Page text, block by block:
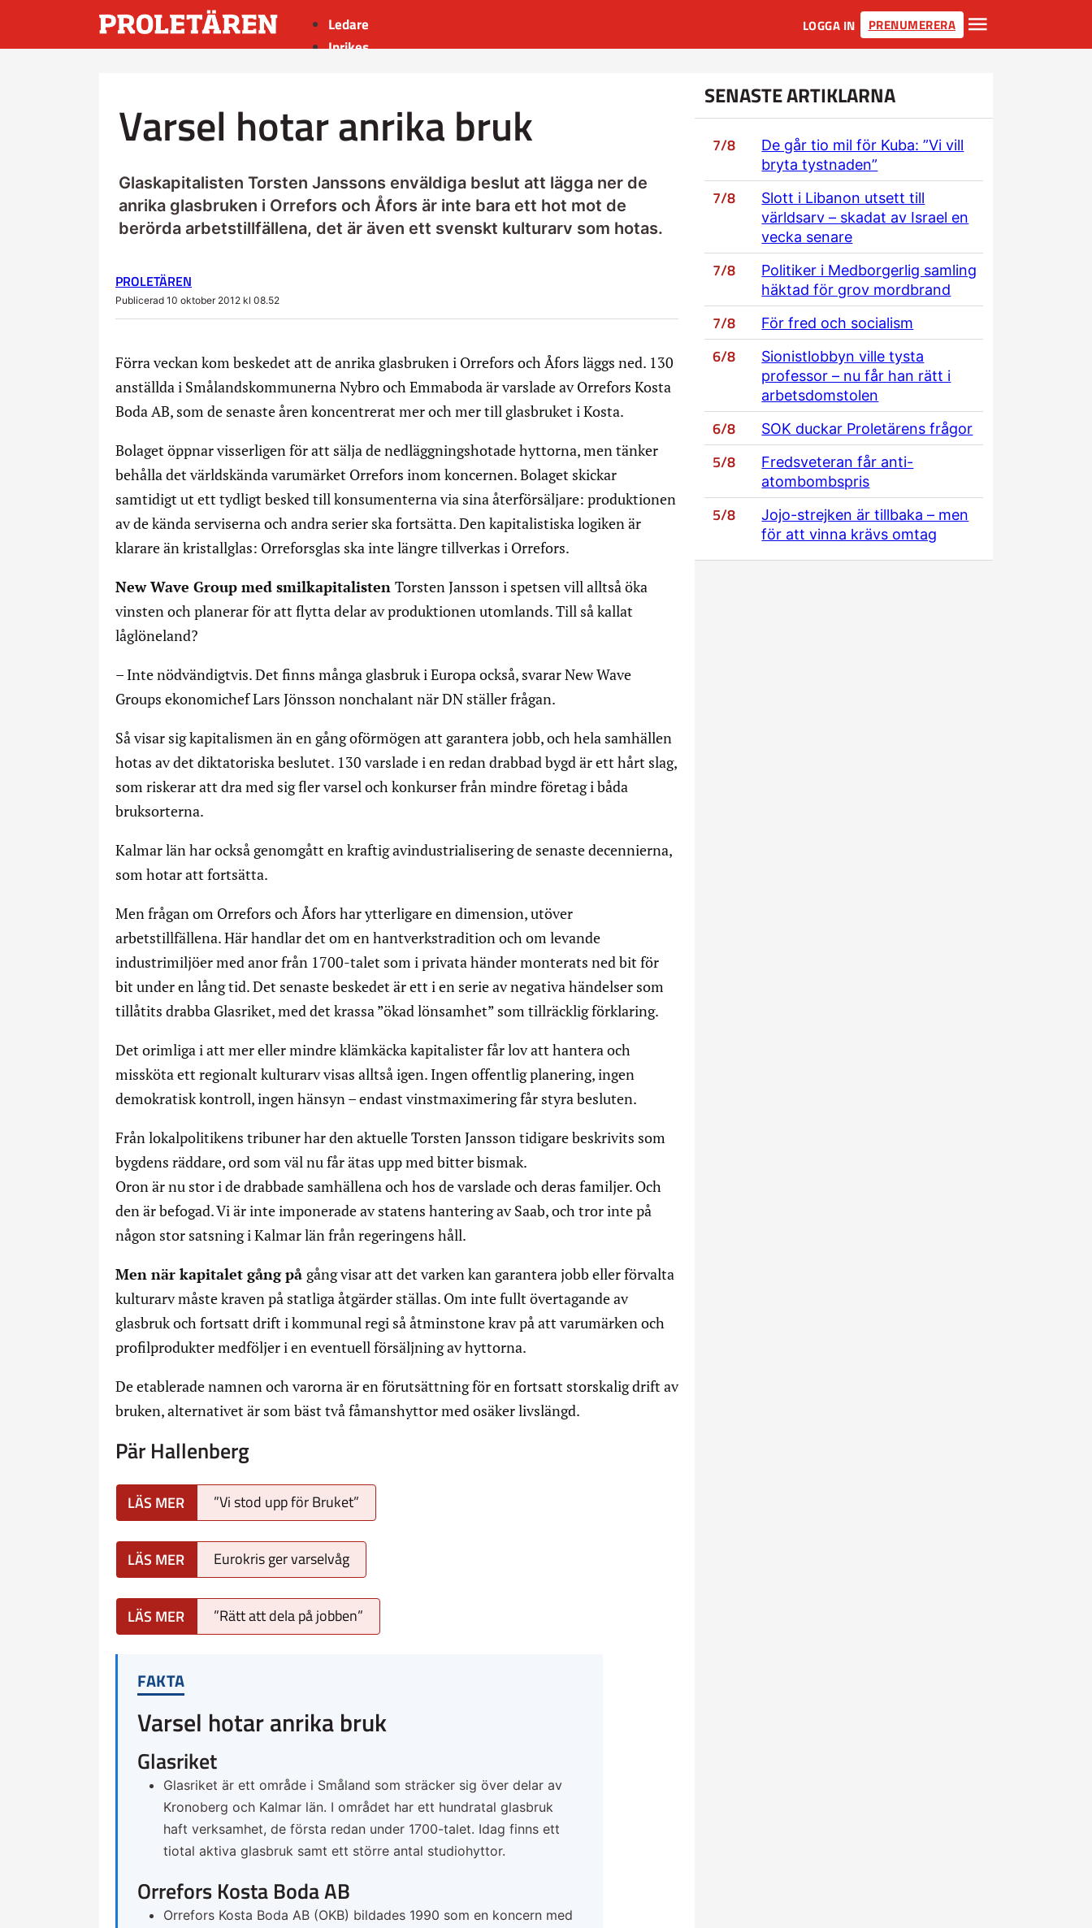
Ledare
Inrikes
Sport
Insänt
LOGGA IN PRENUMERERA
Varsel hotar anrika bruk
Glaskapitalisten Torsten Janssons enväldiga beslut att lägga ner de
anrika glasbruken i Orrefors och Åfors är inte bara ett hot mot de
berörda arbetstillfällena, det är även ett svenskt kulturarv som hotas.
PROLETÄREN
Publicerad 10 oktober 2012 kl 08.52
Förra veckan kom beskedet att de anrika glasbruken i Orrefors och Åfors läggs ned. 130
anställda i Smålandskommunerna Nybro och Emmaboda är varslade av Orrefors Kosta
Boda AB, som de senaste åren koncentrerat mer och mer till glasbruket i Kosta.
Bolaget öppnar visserligen för att sälja de nedläggningshotade hyttorna, men tänker
behålla det världskända varumärket Orrefors inom koncernen. Bolaget skickar
samtidigt ut ett tydligt besked till konsumenterna via sina återförsäljare: produktionen
av de kända serviserna och andra serier ska fortsätta. Den kapitalistiska logiken är
klarare än kristallglas: Orreforsglas ska inte längre tillverkas i Orrefors.
New Wave Group med smilkapitalisten Torsten Jansson i spetsen vill alltså öka
vinsten och planerar för att flytta delar av produktionen utomlands. Till så kallat
låglöneland?
– Inte nödvändigtvis. Det finns många glasbruk i Europa också, svarar New Wave
Groups ekonomichef Lars Jönsson nonchalant när DN ställer frågan.
Så visar sig kapitalismen än en gång oförmögen att garantera jobb, och hela samhällen
hotas av det diktatoriska beslutet. 130 varslade i en redan drabbad bygd är ett hårt slag,
som riskerar att dra med sig fler varsel och konkurser från mindre företag i båda
bruksorterna.
Kalmar län har också genomgått en kraftig avindustrialisering de senaste decennierna,
som hotar att fortsätta.
Men frågan om Orrefors och Åfors har ytterligare en dimension, utöver
arbetstillfällena. Här handlar det om en hantverkstradition och om levande
industrimiljöer med anor från 1700-talet som i privata händer monterats ned bit för
bit under en lång tid. Det senaste beskedet är ett i en serie av negativa händelser som
tillåtits drabba Glasriket, med det krassa ”ökad lönsamhet” som tillräcklig förklaring.
Det orimliga i att mer eller mindre klämkäcka kapitalister får lov att hantera och
missköta ett regionalt kulturarv visas alltså igen. Ingen offentlig planering, ingen
demokratisk kontroll, ingen hänsyn – endast vinstmaximering får styra besluten.
Från lokalpolitikens tribuner har den aktuelle Torsten Jansson tidigare beskrivits som
bygdens räddare, ord som väl nu får ätas upp med bitter bismak.
Oron är nu stor i de drabbade samhällena och hos de varslade och deras familjer. Och
den är befogad. Vi är inte imponerade av statens hantering av Saab, och tror inte på
någon stor satsning i Kalmar län från regeringens håll.
Men när kapitalet gång på gång visar att det varken kan garantera jobb eller förvalta
kulturarv måste kraven på statliga åtgärder ställas. Om inte fullt övertagande av
glasbruk och fortsatt drift i kommunal regi så åtminstone krav på att varumärken och
profilprodukter medföljer i en eventuell försäljning av hyttorna.
De etablerade namnen och varorna är en förutsättning för en fortsatt storskalig drift av
bruken, alternativet är som bäst två fåmanshyttor med osäker livslängd.
Pär Hallenberg
”Vi stod upp för Bruket”
Eurokris ger varselvåg
”Rätt att dela på jobben”
FAKTA
Varsel hotar anrika bruk
Glasriket
Glasriket är ett område i Småland som sträcker sig över delar av
Kronoberg och Kalmar län. I området har ett hundratal glasbruk
haft verksamhet, de första redan under 1700-talet. Idag finns ett
tiotal aktiva glasbruk samt ett större antal studiohyttor.
Orrefors Kosta Boda AB
Orrefors Kosta Boda AB (OKB) bildades 1990 som en koncern med
SENASTE ARTIKLARNA
7/8
De går tio mil för Kuba: ”Vi vill
bryta tystnaden”
7/8
Slott i Libanon utsett till
världsarv – skadat av Israel en
vecka senare
7/8
Politiker i Medborgerlig samling
häktad för grov mordbrand
7/8 För fred och socialism
6/8
Sionistlobbyn ville tysta
professor – nu får han rätt i
arbetsdomstolen
6/8 SOK duckar Proletärens frågor
5/8
Fredsveteran får anti-
atombombspris
5/8
Jojo-strejken är tillbaka – men
för att vinna krävs omtag